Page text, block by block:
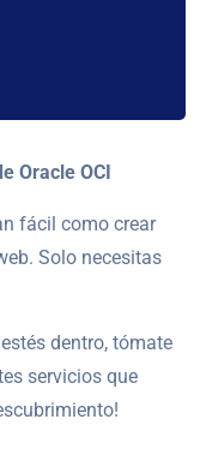
Oracle OCI
fácil como crear
Solo necesitas
dentro, tómate
servicios que